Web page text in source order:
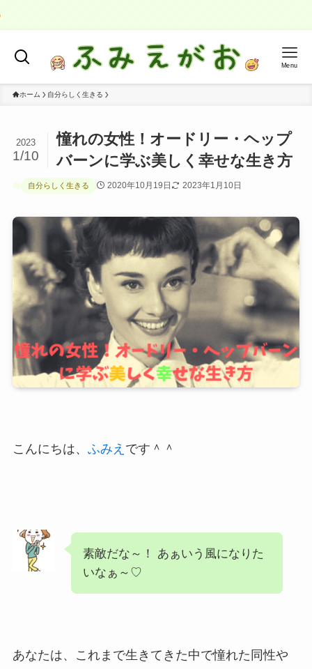
Menu
ホーム 自分らしく生きる
憧れの女性！オードリー・ヘップ
バーンに学ぶ美しく幸せな生き方
2023
1/10
自分らしく生きる 2020年10月19日 2023年1月10日
こんにちは、 ふみえ です＾＾
素敵だな～！ あぁいう風になりた
いなぁ～♡
あなたは、これまで生きてきた中で憧れた同性や